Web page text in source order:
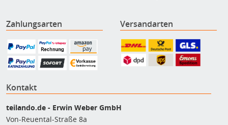
Zahlungsarten Versandarten
Kontakt
teilando.de - Erwin Weber GmbH
Von-Reuental-Straße 8a